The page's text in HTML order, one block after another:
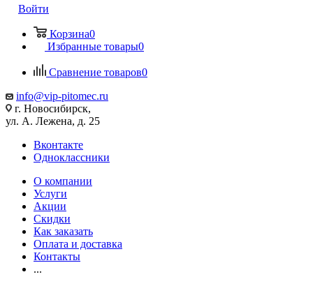
Войти
Корзина0
Избранные товары0
Сравнение товаров0
info@vip-pitomec.ru
г. Новосибирск,
ул. А. Лежена, д. 25
Вконтакте
Одноклассники
О компании
Услуги
Акции
Скидки
Как заказать
Оплата и доставка
Контакты
...